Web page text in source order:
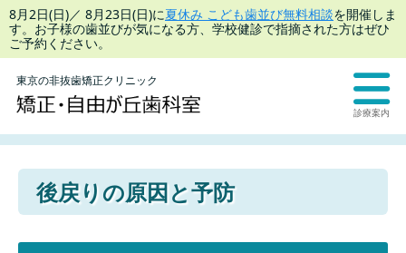
8月2日(日)／ 8月23日(日)に夏休み こども歯並び無料相談を開催しま
す。お子様の歯並びが気になる方、学校健診で指摘された方はぜひ
ご予約ください。
東京の非抜歯矯正クリニック
診療案内
後戻りの原因と予防